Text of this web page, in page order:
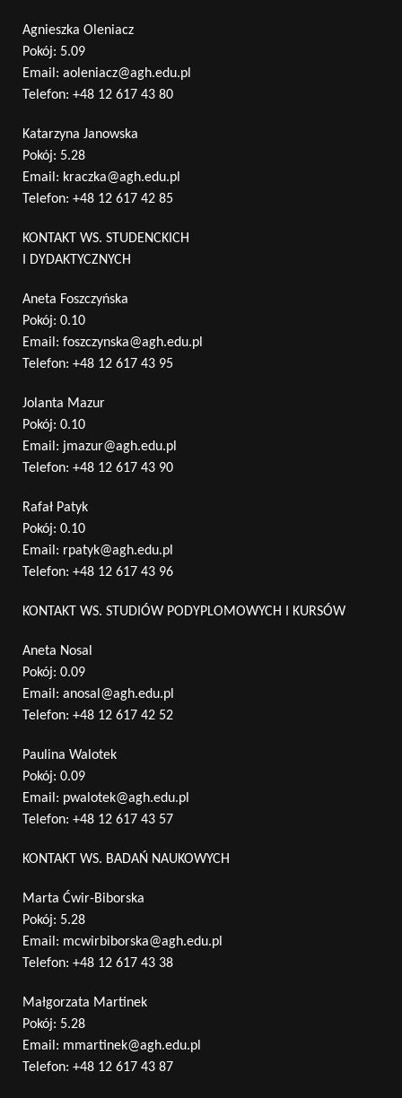
Agnieszka Oleniacz
Pokój: 5.09
Email: aoleniacz@agh.edu.pl
Telefon: +48 12 617 43 80
Katarzyna Janowska
Pokój: 5.28
Email: kraczka@agh.edu.pl
Telefon: +48 12 617 42 85
KONTAKT WS. STUDENCKICH
I DYDAKTYCZNYCH
Aneta Foszczyńska
Pokój: 0.10
Email: foszczynska@agh.edu.pl
Telefon: +48 12 617 43 95
Jolanta Mazur
Pokój: 0.10
Email: jmazur@agh.edu.pl
Telefon: +48 12 617 43 90
Rafał Patyk
Pokój: 0.10
Email: rpatyk@agh.edu.pl
Telefon: +48 12 617 43 96
KONTAKT WS. STUDIÓW PODYPLOMOWYCH I KURSÓW
Aneta Nosal
Pokój: 0.09
Email: anosal@agh.edu.pl
Telefon: +48 12 617 42 52
Paulina Walotek
Pokój: 0.09
Email: pwalotek@agh.edu.pl
Telefon: +48 12 617 43 57
KONTAKT WS. BADAŃ NAUKOWYCH
Marta Ćwir-Biborska
Pokój: 5.28
Email: mcwirbiborska@agh.edu.pl
Telefon: +48 12 617 43 38
Małgorzata Martinek
Pokój: 5.28
Email: mmartinek@agh.edu.pl
Telefon: +48 12 617 43 87